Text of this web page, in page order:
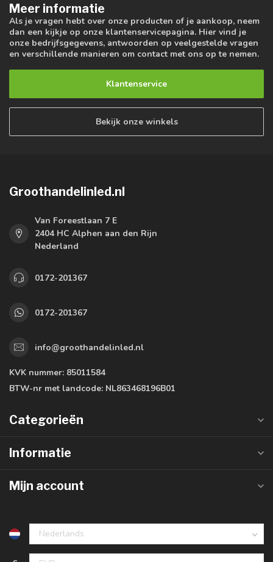
Meer informatie
Als je vragen hebt over onze producten of je aankoop, neem
dan een kijkje op onze klantenservicepagina. Hier vind je
onze bedrijfsgegevens, antwoorden op veelgestelde vragen
en verschillende manieren om contact met ons op te nemen.
Klantenservice
Bekijk onze winkels
Groothandelinled.nl
Van Foreestlaan 7 E
2404 HC Alphen aan den Rijn
Nederland
0172-201367
0172-201367
info@groothandelinled.nl
KVK nummer: 85011584
BTW-nr met landcode: NL863468196B01
Categorieën
Informatie
Mijn account